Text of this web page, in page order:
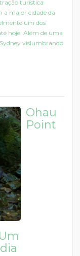
turística
a maior cidade da
um dos
hoje. Além de uma
vislumbrando
Ohau
Point